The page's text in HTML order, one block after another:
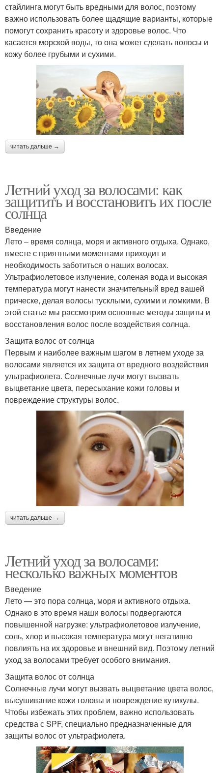
стайлинга могут быть вредными для волос, поэтому
важно использовать более щадящие варианты, которые
помогут сохранить красоту и здоровье волос. Что
касается морской воды, то она может сделать волосы и
кожу более грубыми и сухими.
читать дальше →
Летний уход за волосами: как
защитить и восстановить их после
солнца
Введение
Лето – время солнца, моря и активного отдыха. Однако,
вместе с приятными моментами приходит и
необходимость заботиться о наших волосах.
Ультрафиолетовое излучение, соленая вода и высокая
температура могут нанести значительный вред вашей
прическе, делая волосы тусклыми, сухими и ломкими. В
этой статье мы рассмотрим основные методы защиты и
восстановления волос после воздействия солнца.
Защита волос от солнца
Первым и наиболее важным шагом в летнем уходе за
волосами является их защита от вредного воздействия
ультрафиолета. Солнечные лучи могут вызвать
выцветание цвета, пересыхание кожи головы и
повреждение структуры волос.
читать дальше →
Летний уход за волосами:
несколько важных моментов
Введение
Лето — это пора солнца, моря и активного отдыха.
Однако в это время наши волосы подвергаются
повышенной нагрузке: ультрафиолетовое излучение,
соль, хлор и высокая температура могут негативно
повлиять на их здоровье и внешний вид. Поэтому летний
уход за волосами требует особого внимания.
Защита волос от солнца
Солнечные лучи могут вызвать выцветание цвета волос,
высушивание кожи головы и повреждение кутикулы.
Чтобы избежать этих проблем, важно использовать
средства с SPF, специально предназначенные для
защиты волос от ультрафиолета.